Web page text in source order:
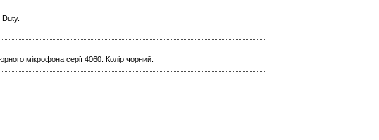
мікрофона серії 4060. Колір чорний.